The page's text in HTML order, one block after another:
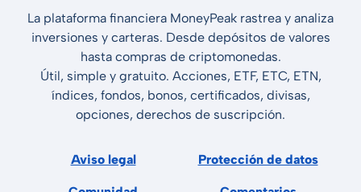
La plataforma financiera MoneyPeak rastrea y analiza
inversiones y carteras. Desde depósitos de valores
hasta compras de criptomonedas.
Útil, simple y gratuito. Acciones, ETF, ETC, ETN,
índices, fondos, bonos, certificados, divisas,
opciones, derechos de suscripción.
Aviso legal Protección de datos